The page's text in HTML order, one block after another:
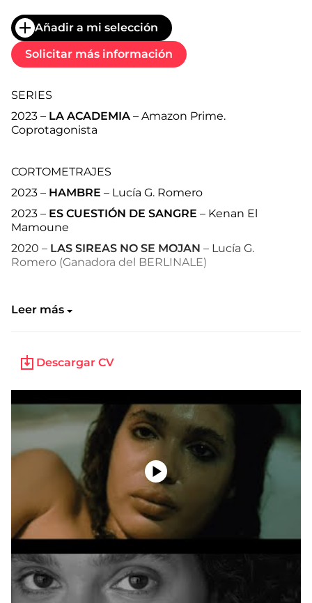
Añadir a mi selección
Solicitar más información
SERIES
2023 – LA ACADEMIA – Amazon Prime.
Coprotagonista
CORTOMETRAJES
2023 – HAMBRE – Lucía G. Romero
2023 – ES CUESTIÓN DE SANGRE – Kenan El
Mamoune
2020 – LAS SIREAS NO SE MOJAN – Lucía G.
Romero (Ganadora del BERLINALE)
TEATRO
MUSICAL
FORMACIÓN
2021-2024 – Curso formativo deNANCY TUÑÓN
2021-2023 – Baile Urbano – Quality Dance Studio
2019-2021 – Bachillerato escénico – Canet de Mar
2019-2020 – Teatro Musical –Escuela Gi Mataró
2018-2020 – Hip Hop –Escuela Gi Mataró
Leer más
Descargar CV